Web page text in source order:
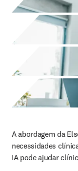
A abordagem da
necessidades
IA pode ajudar